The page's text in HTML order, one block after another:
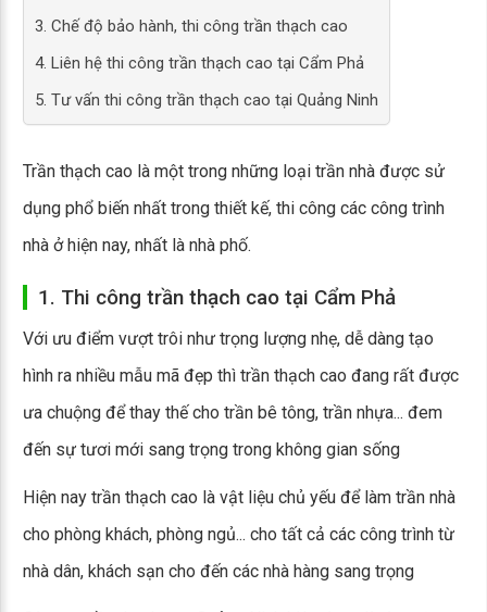
3. Chế độ bảo hành, thi công trần thạch cao
4. Liên hệ thi công trần thạch cao tại Cẩm Phả
5. Tư vấn thi công trần thạch cao tại Quảng Ninh
Trần thạch cao là một trong những loại trần nhà được sử
dụng phổ biến nhất trong thiết kế, thi công các công trình
nhà ở hiện nay, nhất là nhà phố.
1. Thi công trần thạch cao tại Cẩm Phả
Với ưu điểm vượt trôi như trọng lượng nhẹ, dễ dàng tạo
hình ra nhiều mẫu mã đẹp thì trần thạch cao đang rất được
ưa chuộng để thay thế cho trần bê tông, trần nhựa... đem
đến sự tươi mới sang trọng trong không gian sống
Hiện nay trần thạch cao là vật liệu chủ yếu để làm trần nhà
cho phòng khách, phòng ngủ... cho tất cả các công trình từ
nhà dân, khách sạn cho đến các nhà hàng sang trọng